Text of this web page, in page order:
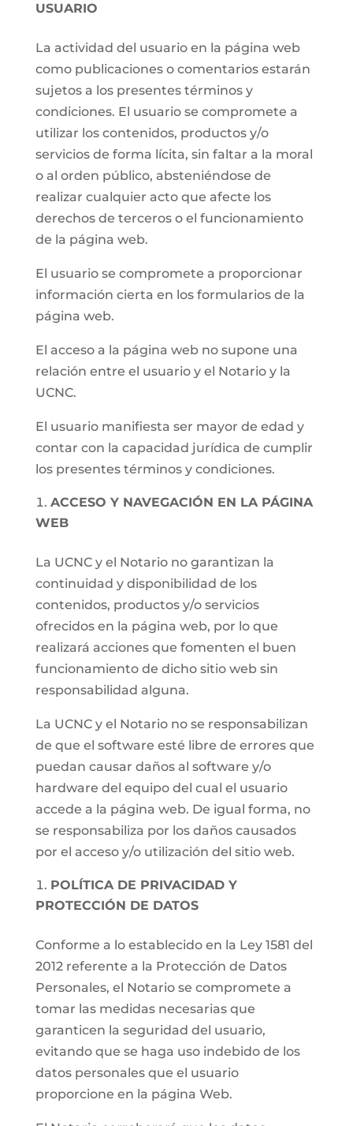
USUARIO
La actividad del usuario en la página web
como publicaciones o comentarios estarán
sujetos a los presentes términos y
condiciones. El usuario se compromete a
utilizar los contenidos, productos y/o
servicios de forma lícita, sin faltar a la moral
o al orden público, absteniéndose de
realizar cualquier acto que afecte los
derechos de terceros o el funcionamiento
de la página web.
El usuario se compromete a proporcionar
información cierta en los formularios de la
página web.
El acceso a la página web no supone una
relación entre el usuario y el Notario y la
UCNC.
El usuario manifiesta ser mayor de edad y
contar con la capacidad jurídica de cumplir
los presentes términos y condiciones.
ACCESO Y NAVEGACIÓN EN LA PÁGINA
WEB
La UCNC y el Notario no garantizan la
continuidad y disponibilidad de los
contenidos, productos y/o servicios
ofrecidos en la página web, por lo que
realizará acciones que fomenten el buen
funcionamiento de dicho sitio web sin
responsabilidad alguna.
La UCNC y el Notario no se responsabilizan
de que el software esté libre de errores que
puedan causar daños al software y/o
hardware del equipo del cual el usuario
accede a la página web. De igual forma, no
se responsabiliza por los daños causados
por el acceso y/o utilización del sitio web.
POLÍTICA DE PRIVACIDAD Y
PROTECCIÓN DE DATOS
Conforme a lo establecido en la Ley 1581 del
2012 referente a la Protección de Datos
Personales, el Notario se compromete a
tomar las medidas necesarias que
garanticen la seguridad del usuario,
evitando que se haga uso indebido de los
datos personales que el usuario
proporcione en la página Web.